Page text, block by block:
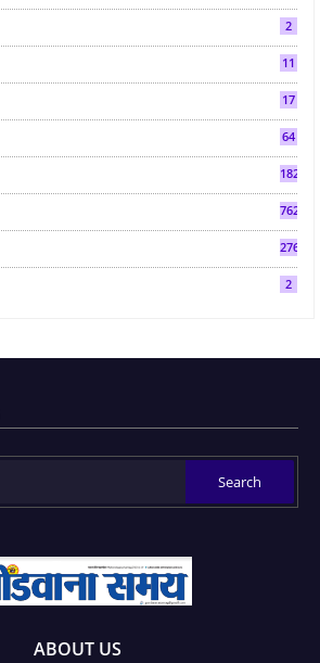
2
11
17
64
182
7624
2763
2
ABOUT US